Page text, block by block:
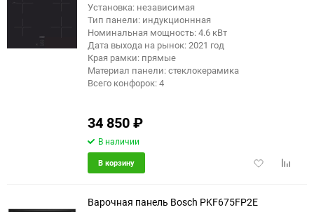
Установка: независимая
Тип панели: индукционнная
Номинальная мощность: 4.6 кВт
Дата выхода на рынок: 2021 год
Края рамки: прямые
Материал панели: стеклокерамика
Всего конфорок: 4
34 850₽
В наличии
Добавить
В корзину
Варочная панель Bosch PKF675FP2E